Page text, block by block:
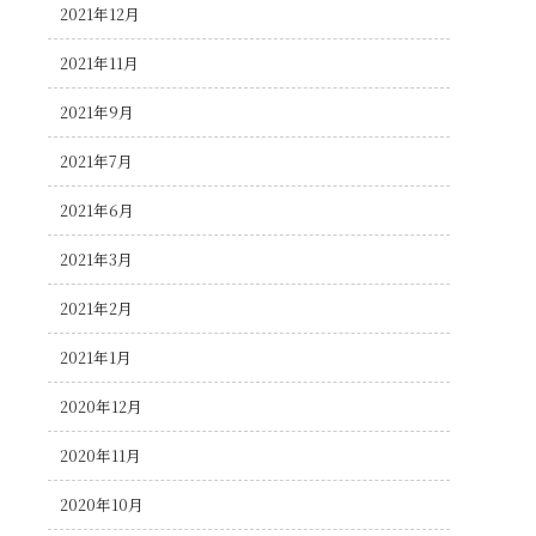
2021年12月
2021年11月
2021年9月
2021年7月
2021年6月
2021年3月
2021年2月
2021年1月
2020年12月
2020年11月
2020年10月